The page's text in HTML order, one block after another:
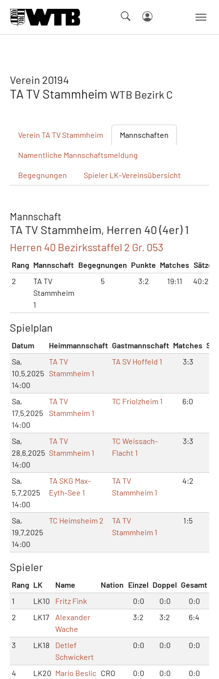
Verein 20194
TA TV Stammheim WTB Bezirk C
Verein TA TV Stammheim Mannschaften
Namentliche Mannschaftsmeldung
Begegnungen Spieler LK-Vereinsübersicht
Mannschaft
TA TV Stammheim, Herren 40 (4er) 1
Herren 40 Bezirksstaffel 2 Gr. 053
Rang Mannschaft Begegnungen Punkte Matches Sätze
2
TA TV
Stammheim
1
5 3:2 19:11 40:22
Spielplan
Datum Heimmannschaft Gastmannschaft Matches
Sa,
10.5.2025
14:00
TA TV
Stammheim 1
TA SV Hoffeld 1 3:3
Sa,
17.5.2025
14:00
TA TV
Stammheim 1
TC Friolzheim 1 6:0
Sa,
28.6.2025
14:00
TA TV
Stammheim 1
TC Weissach-
Flacht 1
3:3
Sa,
5.7.2025
14:00
TA SKG Max-
Eyth-See 1
TA TV
Stammheim 1
4:2
Sa,
19.7.2025
14:00
TC Heimsheim 2
TA TV
Stammheim 1
1:5
Spieler
Rang LK Name Nation Einzel Doppel Gesamt
1
LK10 Fritz Fink 0:0 0:0
0:0
2
LK17
Alexander
Wache
3:2 3:2 6:4
3 LK18
Detlef
Schwickert
0:0 0:0 0:0
4 LK20 Mario Beslic CRO
0:0 0:0 0:0